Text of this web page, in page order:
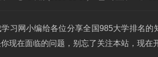
习网小编给各位分享全国985大学排名
现在面临的问题，别忘了关注本站，现在